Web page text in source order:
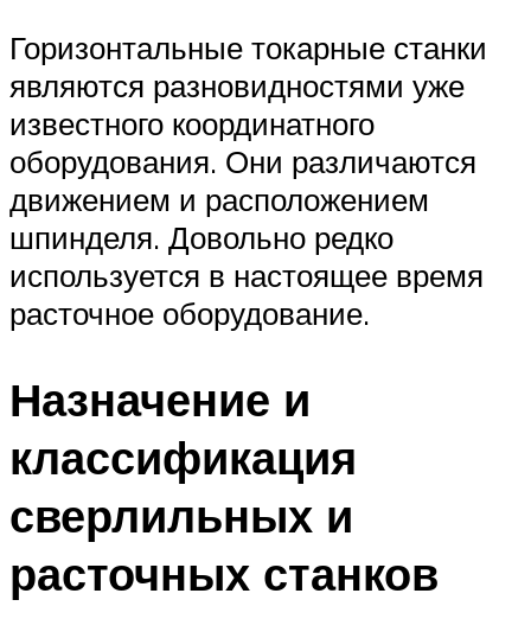
Горизонтальные токарные станки
являются разновидностями уже
известного координатного
оборудования. Они различаются
движением и расположением
шпинделя. Довольно редко
используется в настоящее время
расточное оборудование.
Назначение и
классификация
сверлильных и
расточных станков